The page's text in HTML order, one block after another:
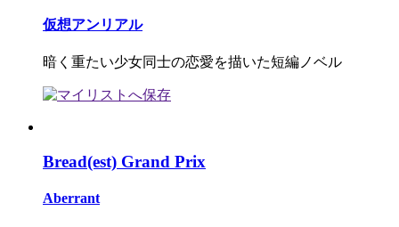
仮想アンリアル
暗く重たい少女同士の恋愛を描いた短編ノベル
Bread(est) Grand Prix
Aberrant